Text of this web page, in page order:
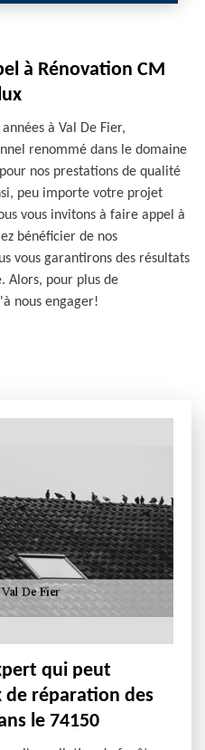
à Rénovation CM
à Val De Fier,
renommé dans le domaine
nos prestations de qualité
peu importe votre projet
vous invitons à faire appel à
bénéficier de nos
vous garantirons des résultats
Alors, pour plus de
nous engager!
qui peut
réparation des
le 74150